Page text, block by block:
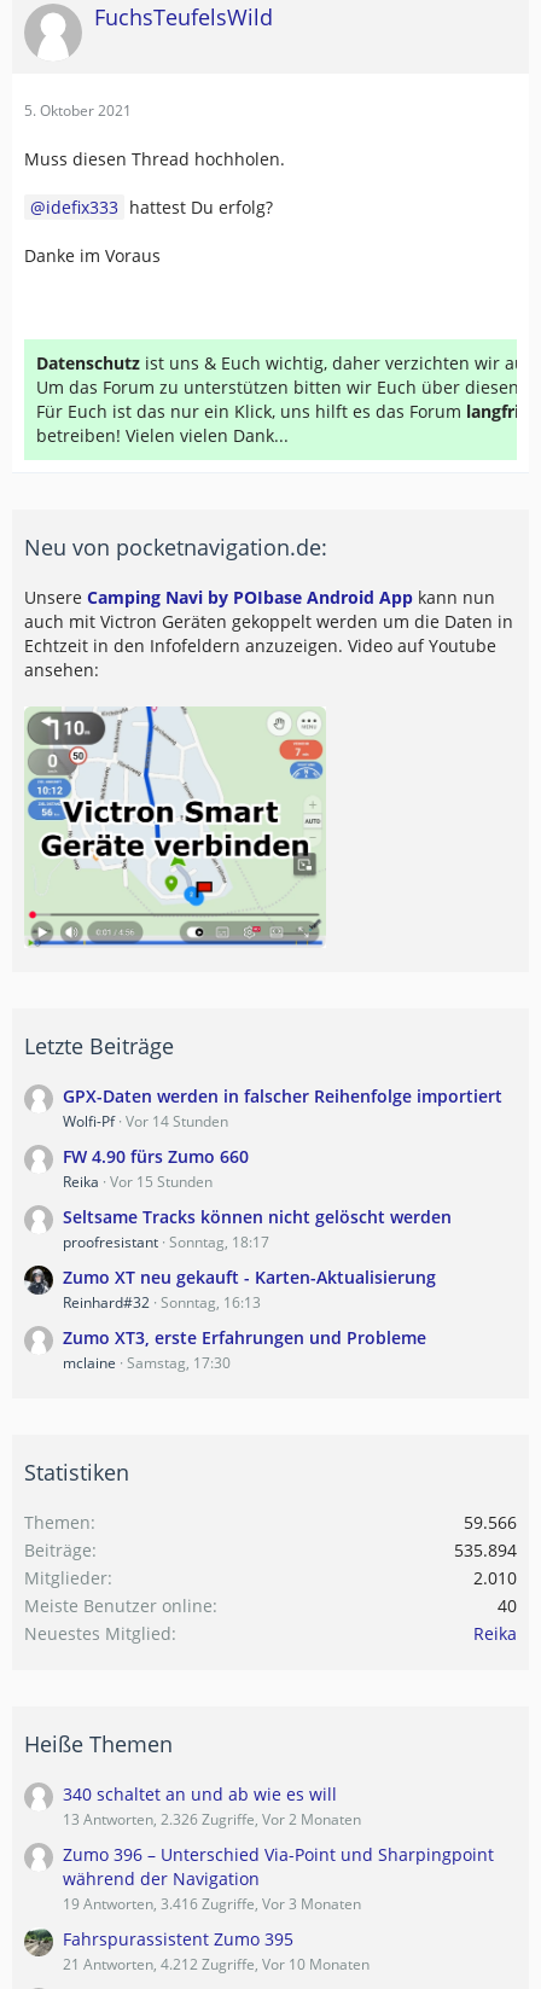
FuchsTeufelsWild
5. Oktober 2021
Muss diesen Thread hochholen.
idefix333 hattest Du erfolg?
Danke im Voraus
Datenschutz ist uns & Euch wichtig, daher verzichten wir auf
Um das Forum zu unterstützen bitten wir Euch über diesen
Für Euch ist das nur ein Klick, uns hilft es das Forum
betreiben! Vielen vielen Dank...
Neu von pocketnavigation.de:
Unsere Camping Navi by POIbase Android App kann nun
auch mit Victron Geräten gekoppelt werden um die Daten in
Echtzeit in den Infofeldern anzuzeigen. Video auf Youtube
ansehen:
Letzte Beiträge
GPX-Daten werden in falscher Reihenfolge importiert
Wolfi-Pf Vor 14 Stunden
FW 4.90 fürs Zumo 660
Reika Vor 15 Stunden
Seltsame Tracks können nicht gelöscht werden
proofresistant Sonntag, 18:17
Zumo XT neu gekauft - Karten-Aktualisierung
Reinhard#32 Sonntag, 16:13
Zumo XT3, erste Erfahrungen und Probleme
mclaine Samstag, 17:30
Statistiken
Themen
59.566
Beiträge
535.894
Mitglieder
2.010
Meiste Benutzer online
40
Neuestes Mitglied
Reika
Heiße Themen
340 schaltet an und ab wie es will
13 Antworten, 2.326 Zugriffe, Vor 2 Monaten
Zumo 396 – Unterschied Via-Point und Sharpingpoint
während der Navigation
19 Antworten, 3.416 Zugriffe, Vor 3 Monaten
Fahrspurassistent Zumo 395
21 Antworten, 4.212 Zugriffe, Vor 10 Monaten